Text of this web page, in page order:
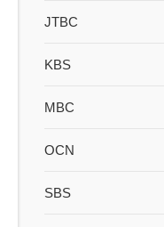
JTBC
KBS
MBC
OCN
SBS